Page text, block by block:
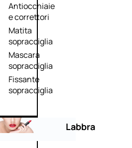
Antiocchiaie
e correttori
Matita
sopracciglia
Mascara
sopracciglia
Fissante
sopracciglia
Labbra